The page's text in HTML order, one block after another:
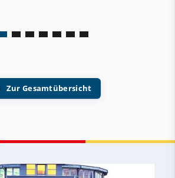
Zur Gesamtübersicht